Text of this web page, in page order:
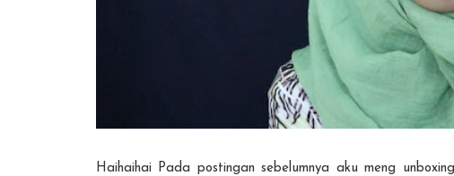
Haihaihai Pada postingan sebelumnya aku meng